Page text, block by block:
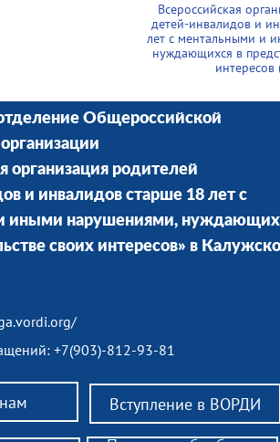
Всероссийская
детей-инвалидов и
лет с ментальными и
нуждающихся в
Общероссийской
организация родителей
и инвалидов старше 18 лет с
иными нарушениями,
своих интересов» в
+7(903)-812-93-81
Вступление в ВОРДИ